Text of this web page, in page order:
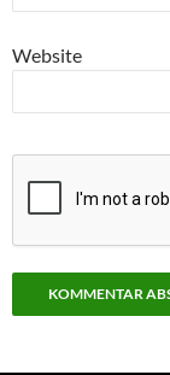
Website